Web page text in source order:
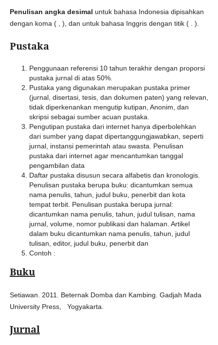
Penulisan angka desimal untuk bahasa Indonesia dipisahkan
dengan koma ( , ), dan untuk bahasa Inggris dengan titik ( . ).
Pustaka
Penggunaan referensi 10 tahun terakhir dengan proporsi
pustaka jurnal di atas 50%.
Pustaka yang digunakan merupakan pustaka primer
(jurnal, disertasi, tesis, dan dokumen paten) yang relevan,
tidak diperkenankan mengutip kutipan, Anonim, dan
skripsi sebagai sumber acuan pustaka.
Pengutipan pustaka dari internet hanya diperbolehkan
dari sumber yang dapat dipertanggungjawabkan, seperti
jurnal, instansi pemerintah atau swasta. Penulisan
pustaka dari internet agar mencantumkan tanggal
pengambilan data
Daftar pustaka disusun secara alfabetis dan kronologis.
Penulisan pustaka berupa buku: dicantumkan semua
nama penulis, tahun, judul buku, penerbit dan kota
tempat terbit. Penulisan pustaka berupa jurnal:
dicantumkan nama penulis, tahun, judul tulisan, nama
jurnal, volume, nomor publikasi dan halaman. Artikel
dalam buku dicantumkan nama penulis, tahun, judul
tulisan, editor, judul buku, penerbit dan
Contoh :
Buku
Setiawan. 2011. Beternak Domba dan Kambing. Gadjah Mada
University Press, Yogyakarta.
Jurnal